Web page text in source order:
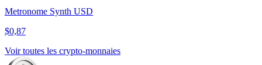
Metronome Synth USD
$0,87
Voir toutes les crypto-monnaies